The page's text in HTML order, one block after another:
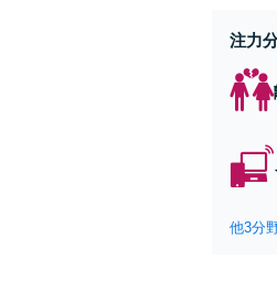
注力
他3分